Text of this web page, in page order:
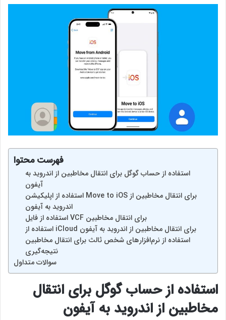
فهرست محتوا
استفاده از حساب گوگل برای انتقال مخاطبین از اندروید به
آیفون
استفاده از اپلیکیشن Move to iOS برای انتقال مخاطبین از
اندروید به آیفون
استفاده از فایل VCF برای انتقال مخاطبین
استفاده از iCloud برای انتقال مخاطبین از اندروید به آیفون
استفاده از نرم‌افزارهای شخص ثالث برای انتقال مخاطبین
نتیجه‌گیری
سوالات متداول
استفاده از حساب گوگل برای انتقال
مخاطبین از اندروید به آیفون